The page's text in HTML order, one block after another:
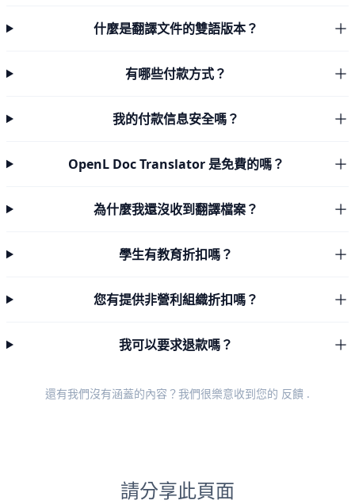
什麼是翻譯文件的雙語版本？
有哪些付款方式？
我的付款信息安全嗎？
OpenL Doc Translator 是免費的嗎？
為什麼我還沒收到翻譯檔案？
學生有教育折扣嗎？
您有提供非營利組織折扣嗎？
我可以要求退款嗎？
還有我們沒有涵蓋的內容？我們很樂意收到您的 反饋 .
請分享此頁面